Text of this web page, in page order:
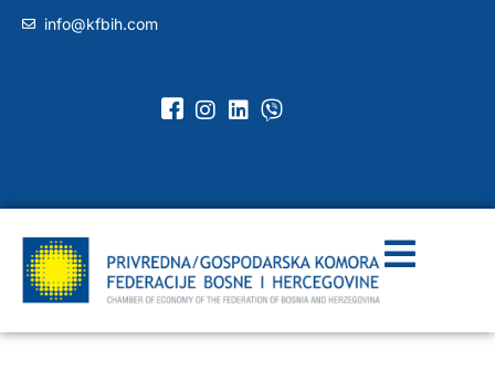
info@kfbih.com